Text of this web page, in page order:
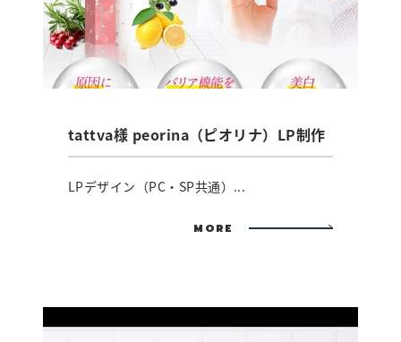
tattva様 peorina（ピオリナ）LP制作
LPデザイン（PC・SP共通）...
MORE